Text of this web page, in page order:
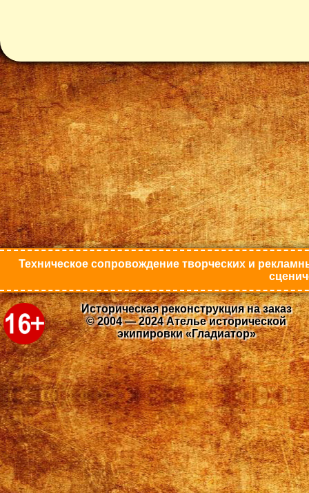
Техническое сопровождение творческих и
Историческая реконструкция на заказ
© 2004 — 2024 Ателье исторической
экипировки «Гладиатор»